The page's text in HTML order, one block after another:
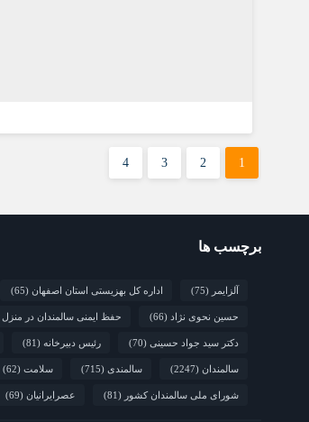
1
2
3
4
برچسب ها
آلزایمر (75) اداره کل بهزیستی استان اصفهان (65)
حسین نحوی نژاد (66) حفظ ایمنی سالمندان در منزل
دکتر سید جواد حسینی (70) رئیس دبیرخانه (81)
سالمندان (2247) سالمندی (715) سلامت (62)
شورای ملی سالمندان کشور (81) عصرایرانیان (69)